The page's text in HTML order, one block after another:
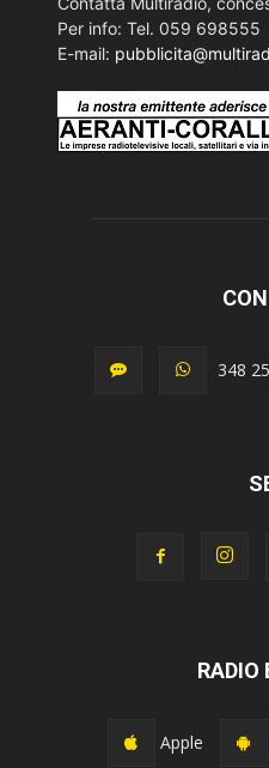
Per info: Tel. 059 698555
E-mail:
348
RADIO
Apple